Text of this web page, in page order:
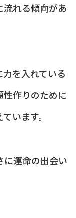
流れる傾向があ
を入れている
性作りのために
います。
に運命の出会い